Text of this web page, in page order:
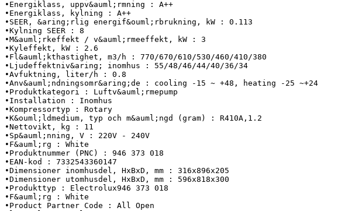
•Energiklass, uppv&auml;rmning : A++
•Energiklass, kylning : A++
•SEER, &aring;rlig energif&ouml;rbrukning, kW : 0.113
•Kylning SEER : 8
•M&auml;rkeffekt / v&auml;rmeeffekt, kW : 3
•Kyleffekt, kW : 2.6
•Fl&auml;kthastighet, m3/h : 770/670/610/530/460/410/380
•Ljudeffektniv&aring; inomhus : 55/48/46/44/40/36/34
•Avfuktning, liter/h : 0.8
•Anv&auml;ndningsomr&aring;de : cooling -15 ~ +48, heating -25 ~+24
•Produktkategori : Luftv&auml;rmepump
•Installation : Inomhus
•Kompressortyp : Rotary
•K&ouml;ldmedium, typ och m&auml;ngd (gram) : R410A,1.2
•Nettovikt, kg : 11
•Sp&auml;nning, V : 220V - 240V
•F&auml;rg : White
•Produktnummer (PNC) : 946 373 018
•EAN-kod : 7332543360147
•Dimensioner inomhusdel, HxBxD, mm : 316x896x205
•Dimensioner utomhusdel, HxBxD, mm : 596x818x300
•Produkttyp : Electrolux946 373 018
•F&auml;rg : White
•Product Partner Code : All Open